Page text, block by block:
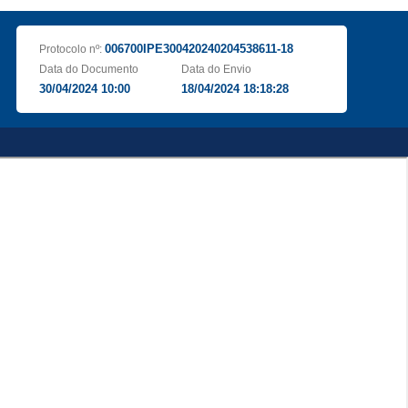
Protocolo nº: 006700IPE300420240204538611-18
Data do Documento
30/04/2024 10:00
Data do Envio
18/04/2024 18:18:28